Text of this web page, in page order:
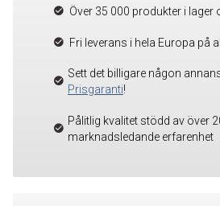
Över 35 000 produkter i
Fri leverans i hela Europa på
Sett det billigare någon
Prisgaranti!
Pålitlig kvalitet stödd av över
marknadsledande erfarenhet